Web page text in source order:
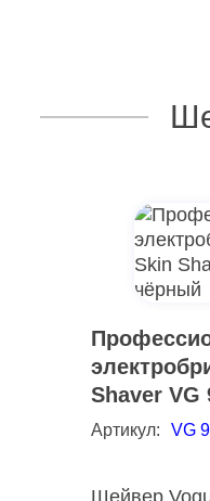
Shaver VG
Артикул: VG
Шейвер